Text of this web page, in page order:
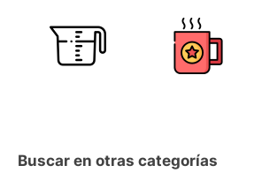
Buscar en otras categorías